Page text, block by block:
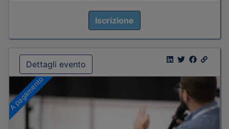
Iscrizione
Dettagli evento
A pagamento